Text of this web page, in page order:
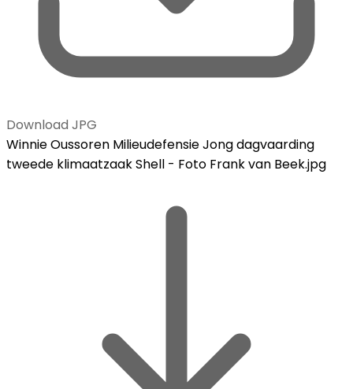
Download JPG
Winnie Oussoren Milieudefensie Jong dagvaarding
tweede klimaatzaak Shell - Foto Frank van Beek.jpg